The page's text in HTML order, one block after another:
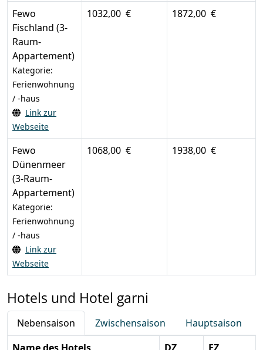
Fewo
Fischland (3-
Raum-
Appartement)
Kategorie:
Ferienwohnung
/ -haus
Link zur
Webseite
1032,00 € 1872,00 €
Fewo
Dünenmeer
(3-Raum-
Appartement)
Kategorie:
Ferienwohnung
/ -haus
Link zur
Webseite
1068,00 € 1938,00 €
Hotels und Hotel garni
Nebensaison Zwischensaison
Hauptsaison